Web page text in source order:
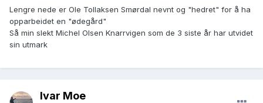
Lengre nede er Ole Tollaksen Smørdal nevnt og "hedret" for å ha
opparbeidet en "ødegård"
Så min slekt Michel Olsen Knarrvigen som de 3 siste år har utvidet
sin utmark
Ivar Moe